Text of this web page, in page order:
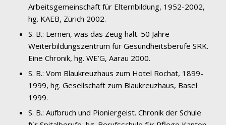
Arbeitsgemeinschaft für Elternbildung, 1952-2002,
hg. KAEB, Zürich 2002.
S. B.: Lernen, was das Zeug hält. 50 Jahre
Weiterbildungszentrum für Gesundheitsberufe SRK.
Eine Chronik, hg. WE’G, Aarau 2000.
S. B.: Vom Blaukreuzhaus zum Hotel Rochat, 1899-
1999, hg. Gesellschaft zum Blaukreuzhaus, Basel
1999.
S. B.: Aufbruch und Pioniergeist. Chronik der Schule